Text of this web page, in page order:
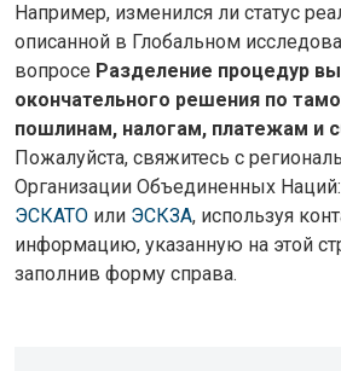
Например, изменился ли статус
описанной в Глобальном
вопросе Разделение процедур
окончательного решения по
пошлинам, налогам, платежам и
Пожалуйста, свяжитесь с
Организации Объединенных Наций:
ЭСКАТО или ЭСКЗА, используя
информацию, указанную на этой
заполнив форму справа.